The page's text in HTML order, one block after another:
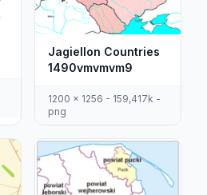
Jagiellon Countries
1490vmvmvm9
1200 x 1256 - 159,417k -
png